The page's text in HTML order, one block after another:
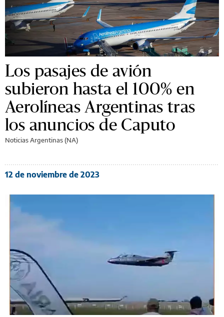
Los pasajes de avión
subieron hasta el 100% en
Aerolíneas Argentinas tras
los anuncios de Caputo
Noticias Argentinas (NA)
12 de noviembre de 2023